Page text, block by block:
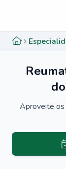
Aproveite os